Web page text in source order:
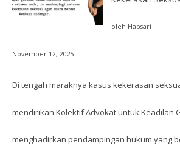
oleh Hapsari
November 12, 2025
Di tengah maraknya kasus kekerasan
mendirikan Kolektif Advokat untuk Keadilan
menghadirkan pendampingan hukum yang